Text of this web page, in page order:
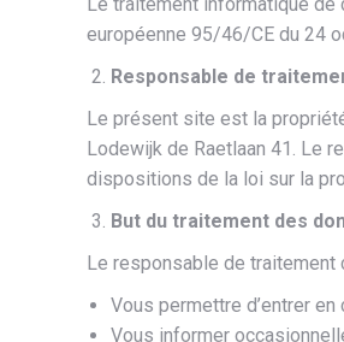
européenne 95/46/CE du 24
Responsable de
Le présent site est la
Lodewijk de Raetlaan 41. Le
dispositions de la loi sur la
But du traitement des
Le responsable de traitement
Vous permettre d’entrer
Vous informer